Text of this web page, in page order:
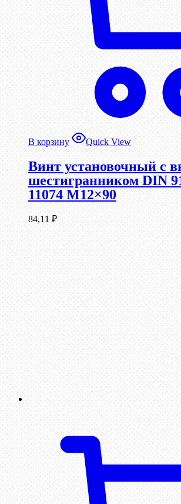
В корзину Quick View
Винт установочный с
шестигранником DIN
11074 М12×90
84,11 ₽